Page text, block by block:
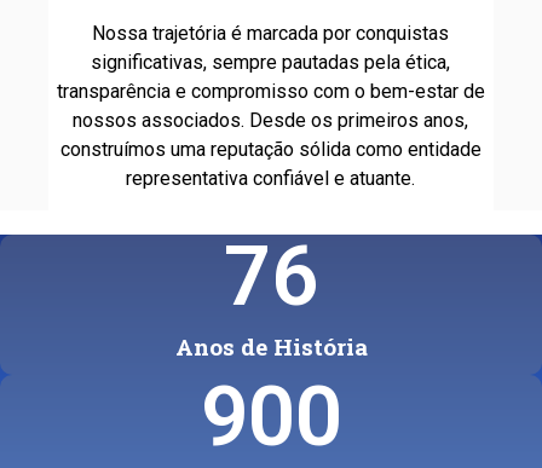
Nossa trajetória é marcada por conquistas
significativas, sempre pautadas pela ética,
transparência e compromisso com o bem-estar de
nossos associados. Desde os primeiros anos,
construímos uma reputação sólida como entidade
representativa confiável e atuante.
Anos de História
76
900